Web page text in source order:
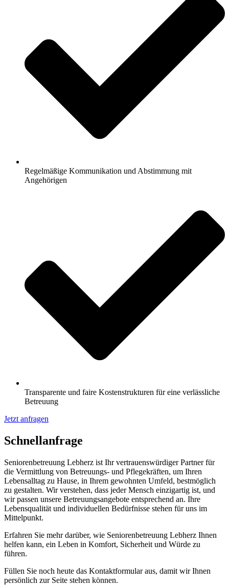
Regelmäßige Kommunikation und Abstimmung mit
Angehörigen
Transparente und faire Kostenstrukturen für eine verlässliche
Betreuung
Jetzt anfragen
Schnell­anfrage
Seniorenbetreuung Lebherz ist Ihr vertrauenswürdiger Partner für
die Vermittlung von Betreuungs- und Pflegekräften, um Ihren
Lebensalltag zu Hause, in Ihrem gewohnten Umfeld, bestmöglich
zu gestalten. Wir verstehen, dass jeder Mensch einzigartig ist, und
wir passen unsere Betreuungsangebote entsprechend an. Ihre
Lebensqualität und individuellen Bedürfnisse stehen für uns im
Mittelpunkt.
Erfahren Sie mehr darüber, wie Seniorenbetreuung Lebherz Ihnen
helfen kann, ein Leben in Komfort, Sicherheit und Würde zu
führen.
Füllen Sie noch heute das Kontaktformular aus, damit wir Ihnen
persönlich zur Seite stehen können.